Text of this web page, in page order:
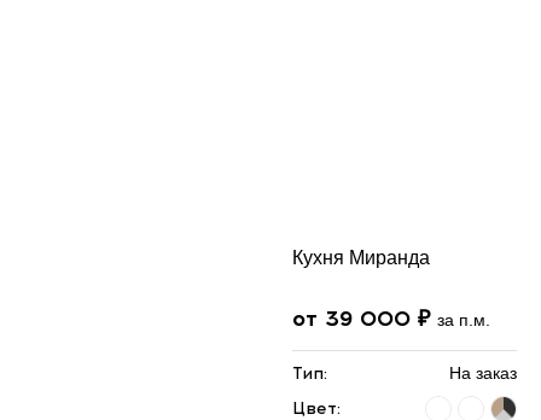
Кухня Миранда
от 39 000 ₽ за п.м.
Тип: На заказ
Цвет: